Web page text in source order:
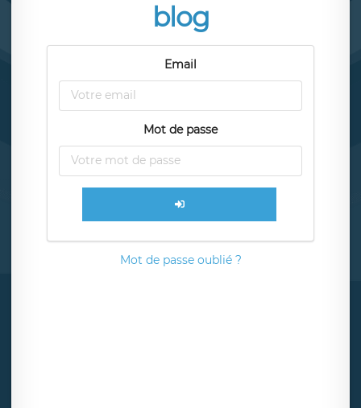
blog
Email
Mot de passe
Mot de passe oublié ?